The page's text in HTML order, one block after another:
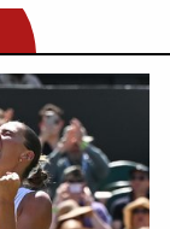
ΑΛΛΑ ΣΠΟΡ